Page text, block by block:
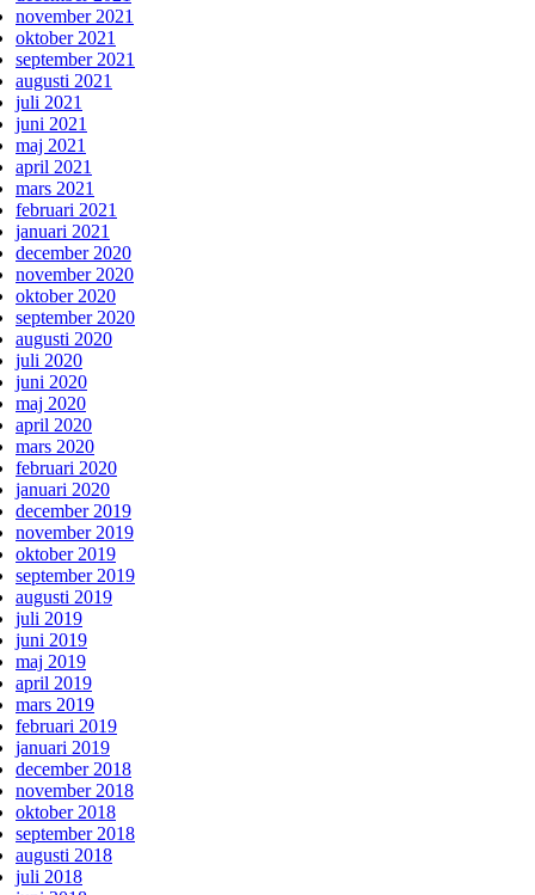
november 2021
oktober 2021
september 2021
augusti 2021
juli 2021
juni 2021
maj 2021
april 2021
mars 2021
februari 2021
januari 2021
december 2020
november 2020
oktober 2020
september 2020
augusti 2020
juli 2020
juni 2020
maj 2020
april 2020
mars 2020
februari 2020
januari 2020
december 2019
november 2019
oktober 2019
september 2019
augusti 2019
juli 2019
juni 2019
maj 2019
april 2019
mars 2019
februari 2019
januari 2019
december 2018
november 2018
oktober 2018
september 2018
augusti 2018
juli 2018